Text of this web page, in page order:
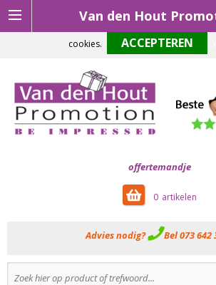
Van den Hout
offertemandje
0
Advies nodig? Bel 073 642
Om onze website optimaal te laten functioneren
cookies.